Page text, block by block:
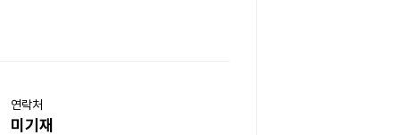
연락처
미기재